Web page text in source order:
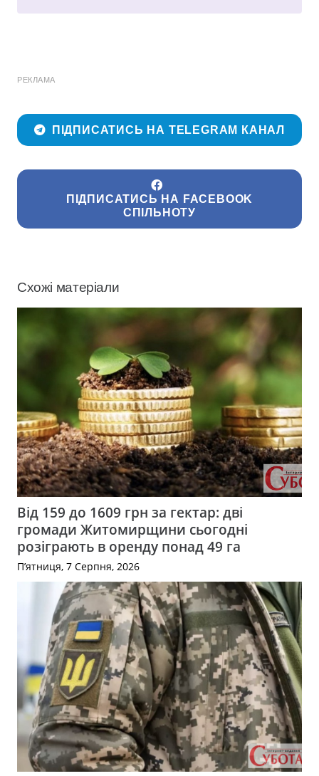
РЕКЛАМА
ПІДПИСАТИСЬ НА TELEGRAM КАНАЛ
ПІДПИСАТИСЬ НА FACEBOOK
СПІЛЬНОТУ
Схожі матеріали
Від 159 до 1609 грн за гектар: дві
громади Житомирщини сьогодні
розіграють в оренду понад 49 га
П’ятниця, 7 Серпня, 2026